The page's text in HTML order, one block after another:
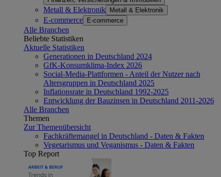
Metall & Elektronik Metall & Elektronik
E-commerce E-commerce
Alle Branchen
Beliebte Statistiken
Aktuelle Statistiken
Generationen in Deutschland 2024
GfK-Konsumklima-Index 2026
Social-Media-Plattformen - Anteil der Nutzer nach
Altersgruppen in Deutschland 2025
Inflationsrate in Deutschland 1992-2025
Entwicklung der Bauzinsen in Deutschland 2011-2026
Alle Branchen
Themen
Zur Themenübersicht
Fachkräftemangel in Deutschland - Daten & Fakten
Vegetarismus und Veganismus - Daten & Fakten
Top Report